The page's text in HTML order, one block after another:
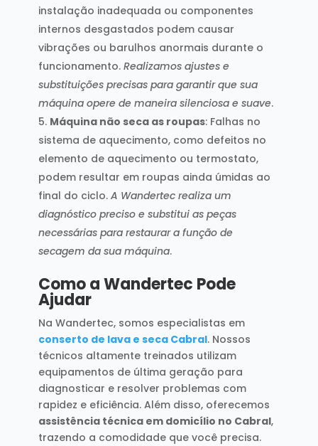
instalação inadequada ou componentes
internos desgastados podem causar
vibrações ou barulhos anormais durante o
funcionamento. Realizamos ajustes e
substituições precisas para garantir que sua
máquina opere de maneira silenciosa e suave.
Máquina não seca as roupas: Falhas no
sistema de aquecimento, como defeitos no
elemento de aquecimento ou termostato,
podem resultar em roupas ainda úmidas ao
final do ciclo. A Wandertec realiza um
diagnóstico preciso e substitui as peças
necessárias para restaurar a função de
secagem da sua máquina.
Como a Wandertec Pode
Ajudar
Na Wandertec, somos especialistas em
conserto de lava e seca Cabral. Nossos
técnicos altamente treinados utilizam
equipamentos de última geração para
diagnosticar e resolver problemas com
rapidez e eficiência. Além disso, oferecemos
assistência técnica em domicílio no Cabral,
trazendo a comodidade que você precisa.